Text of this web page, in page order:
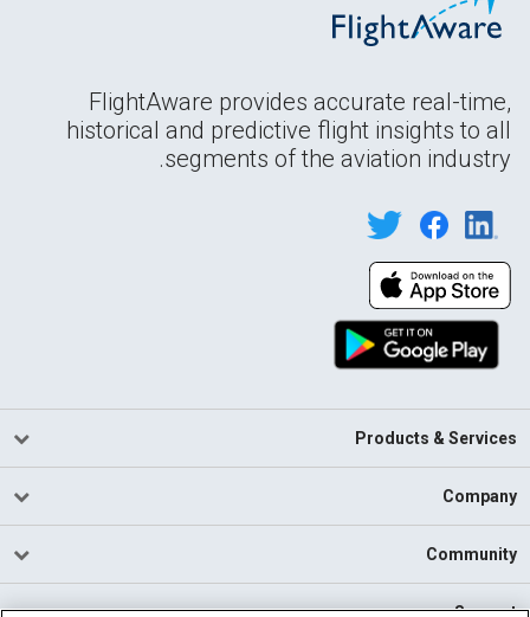
FlightAware provides accurate real-time,
historical and predictive flight insights to all
segments of the aviation industry.
Products & Services
Company
Community
Support